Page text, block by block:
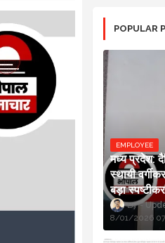
POPULAR
EMPLOYEE
मध्य प्रदेश:
स्थायी
बड़ा
8/01/2026